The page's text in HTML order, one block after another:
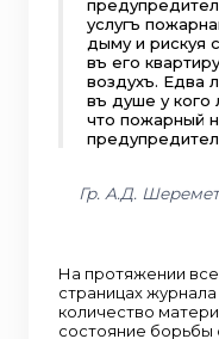
услугъ
дыму и рискуя
въ его
воздухъ. Едва
въ душе у кого
что пожарный
Гр. А.Д.
На протяжении
страницах
количество
состояние борьбы